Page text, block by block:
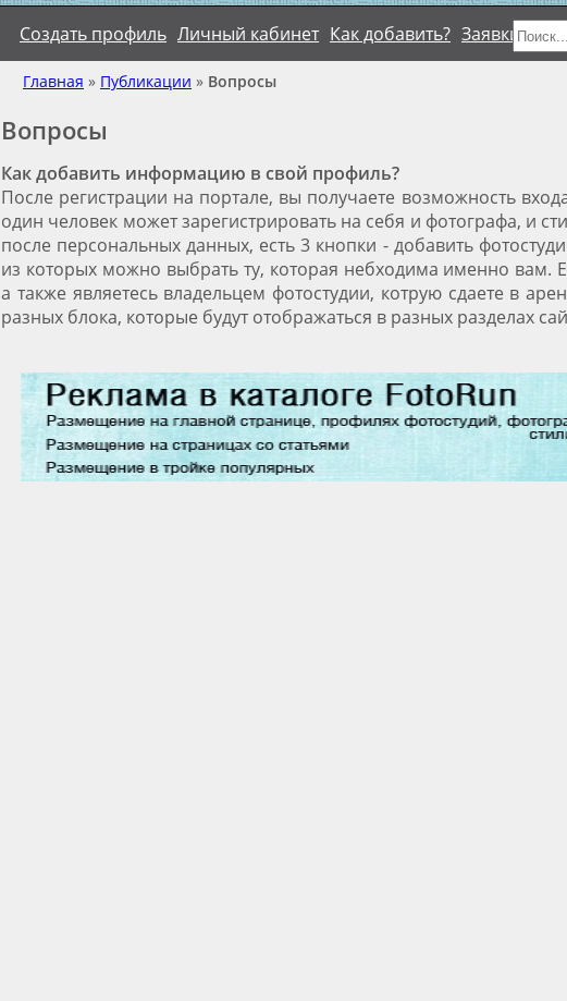
Создать профиль Личный кабинет Как добавить? Заявки
Главная » Публикации » Вопросы
Вопросы
Как добавить информацию в свой профиль?
После регистрации на портале, вы получаете возможность
один человек может зарегистрировать на себя и фотографа, и
после персональных данных, есть 3 кнопки - добавить
из которых можно выбрать ту, которая небходима именно вам.
а также являетесь владельцем фотостудии, котрую сдаете в
разных блока, которые будут отображаться в разных разделах